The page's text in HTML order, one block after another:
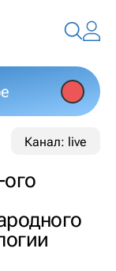
Канал: live